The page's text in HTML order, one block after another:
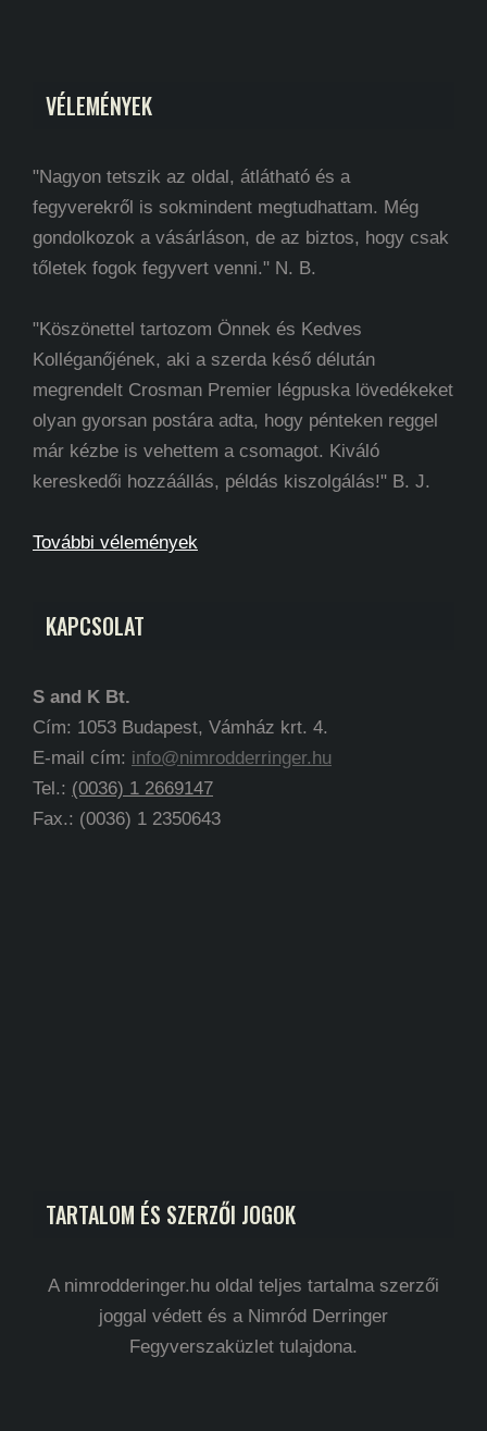
VÉLEMÉNYEK
"Nagyon tetszik az oldal, átlátható és a
fegyverekről is sokmindent megtudhattam. Még
gondolkozok a vásárláson, de az biztos, hogy csak
tőletek fogok fegyvert venni." N. B.
"Köszönettel tartozom Önnek és Kedves
Kolléganőjének, aki a szerda késő délután
megrendelt Crosman Premier légpuska lövedékeket
olyan gyorsan postára adta, hogy pénteken reggel
már kézbe is vehettem a csomagot. Kiváló
kereskedői hozzáállás, példás kiszolgálás!" B. J.
További vélemények
KAPCSOLAT
S and K Bt.
Cím: 1053 Budapest, Vámház krt. 4.
E-mail cím: info@nimrodderringer.hu
Tel.: (0036) 1 2669147
Fax.: (0036) 1 2350643
TARTALOM ÉS SZERZŐI JOGOK
A nimrodderinger.hu oldal teljes tartalma szerzői
joggal védett és a Nimród Derringer
Fegyverszaküzlet tulajdona.